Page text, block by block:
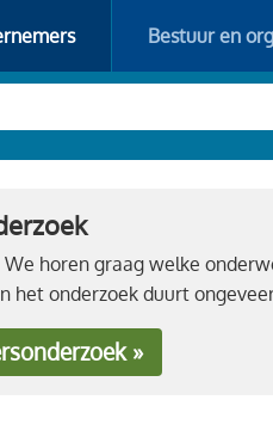
Bestuur en
horen graag welke
het onderzoek duurt
»